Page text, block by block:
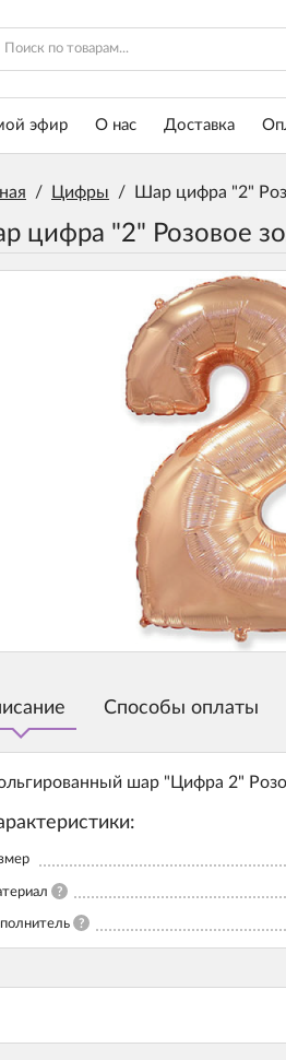
эфир О нас Доставка
/ Цифры / Шар цифра "2"
цифра "2" Розовое
Способы оплаты
шар "Цифра 2"
?
?